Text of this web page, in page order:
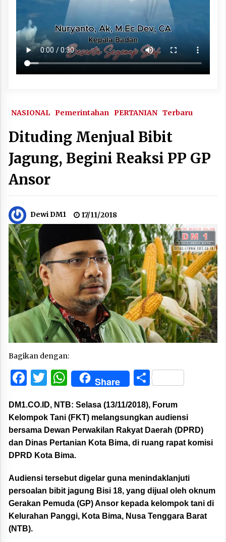
NASIONAL Pemerintahan PERTANIAN Terbaru
Dituding Menjual Bibit
Jagung, Begini Reaksi PP GP
Ansor
Dewi DM1 17/11/2018
Bagikan dengan:
Facebook
Twitter
WhatsApp
Share Share
DM1.CO.ID, NTB: Selasa (13/11/2018), Forum
Kelompok Tani (FKT) melangsungkan audiensi
bersama Dewan Perwakilan Rakyat Daerah (DPRD)
dan Dinas Pertanian Kota Bima, di ruang rapat komisi
DPRD Kota Bima.
Audiensi tersebut digelar guna menindaklanjuti
persoalan bibit jagung Bisi 18, yang dijual oleh oknum
Gerakan Pemuda (GP) Ansor kepada kelompok tani di
Kelurahan Panggi, Kota Bima, Nusa Tenggara Barat
(NTB).